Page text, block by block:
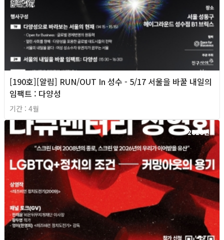
[190호][알림] RUN/OUT In 성수 - 5/17 서울을 바꿀 내일의
임팩트 : 다양성
기간 : 4월
2026년